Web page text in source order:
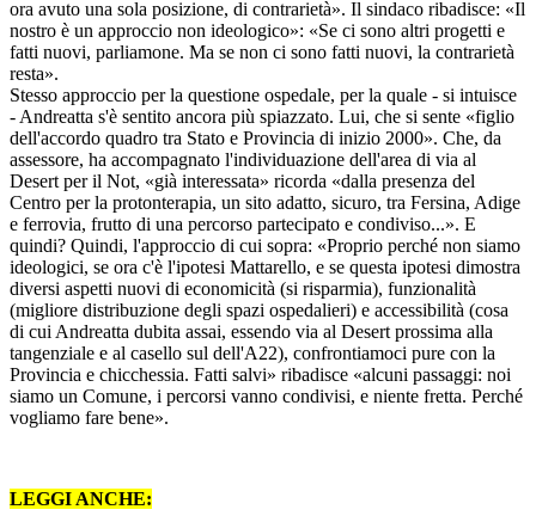
ora avuto una sola posizione, di contrarietà». Il sindaco ribadisce: «Il
nostro è un approccio non ideologico»: «Se ci sono altri progetti e
fatti nuovi, parliamone. Ma se non ci sono fatti nuovi, la contrarietà
resta».
Stesso approccio per la questione ospedale, per la quale - si intuisce
- Andreatta s'è sentito ancora più spiazzato. Lui, che si sente «figlio
dell'accordo quadro tra Stato e Provincia di inizio 2000». Che, da
assessore, ha accompagnato l'individuazione dell'area di via al
Desert per il Not, «già interessata» ricorda «dalla presenza del
Centro per la protonterapia, un sito adatto, sicuro, tra Fersina, Adige
e ferrovia, frutto di una percorso partecipato e condiviso...». E
quindi? Quindi, l'approccio di cui sopra: «Proprio perché non siamo
ideologici, se ora c'è l'ipotesi Mattarello, e se questa ipotesi dimostra
diversi aspetti nuovi di economicità (si risparmia), funzionalità
(migliore distribuzione degli spazi ospedalieri) e accessibilità (cosa
di cui Andreatta dubita assai, essendo via al Desert prossima alla
tangenziale e al casello sul dell'A22), confrontiamoci pure con la
Provincia e chicchessia. Fatti salvi» ribadisce «alcuni passaggi: noi
siamo un Comune, i percorsi vanno condivisi, e niente fretta. Perché
vogliamo fare bene».
LEGGI ANCHE: